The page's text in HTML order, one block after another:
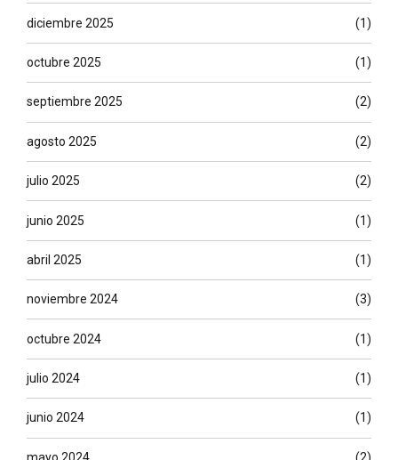
diciembre 2025 (1)
octubre 2025 (1)
septiembre 2025 (2)
agosto 2025 (2)
julio 2025 (2)
junio 2025 (1)
abril 2025 (1)
noviembre 2024 (3)
octubre 2024 (1)
julio 2024 (1)
junio 2024 (1)
mayo 2024 (2)